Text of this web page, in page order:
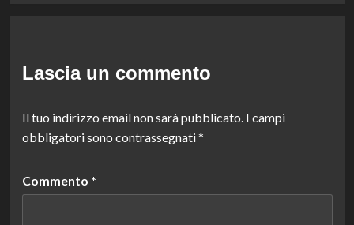
Lascia un commento
Il tuo indirizzo email non sarà pubblicato. I campi
obbligatori sono contrassegnati*
Commento *